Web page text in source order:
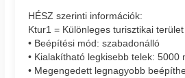
HÉSZ szerinti információk:
Ktur1 = Különleges turisztikai terület
• Beépítési mód: szabadonálló
• Kialakítható legkisebb telek: 5000
• Megengedett legnagyobb